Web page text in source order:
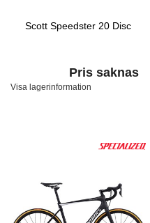
Scott Speedster 20 Disc
Pris saknas
Visa lagerinformation